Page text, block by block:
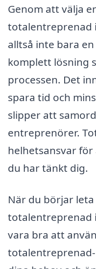
Genom att välja
totalentreprenad
alltså inte bara
komplett lösning
processen. Det
spara tid och
slipper att
entreprenörer.
helhetsansvar
du har tänkt dig.
När du börjar
totalentreprenad
vara bra att